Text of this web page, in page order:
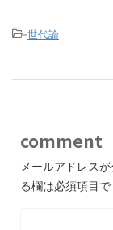
-世代論
comment
メールアドレス
る欄は必須項目で